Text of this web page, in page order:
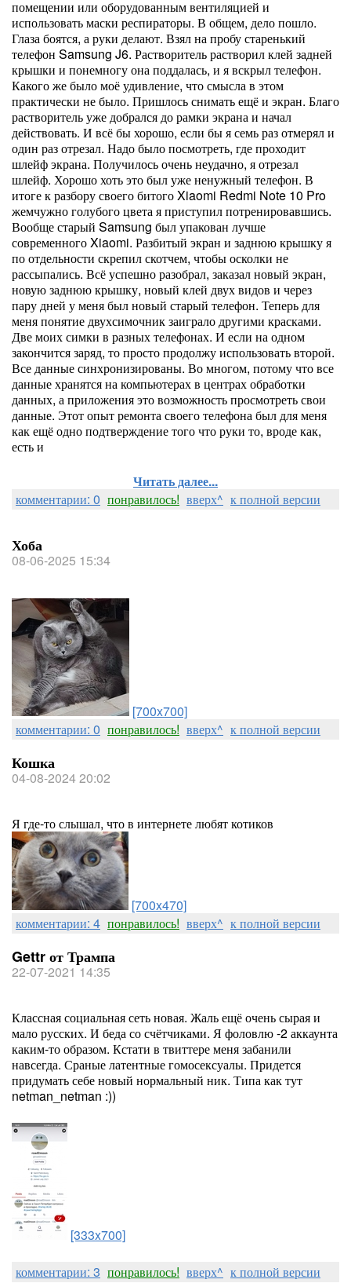
помещении или оборудованным вентиляцией и
использовать маски респираторы. В общем, дело пошло.
Глаза боятся, а руки делают. Взял на пробу старенький
телефон Samsung J6. Растворитель растворил клей задней
крышки и понемногу она поддалась, и я вскрыл телефон.
Какого же было моё удивление, что смысла в этом
практически не было. Пришлось снимать ещё и экран. Благо
растворитель уже добрался до рамки экрана и начал
действовать. И всё бы хорошо, если бы я семь раз отмерял и
один раз отрезал. Надо было посмотреть, где проходит
шлейф экрана. Получилось очень неудачно, я отрезал
шлейф. Хорошо хоть это был уже ненужный телефон. В
итоге к разбору своего битого Xiaomi Redmi Note 10 Pro
жемчужно голубого цвета я приступил потренировавшись.
Вообще старый Samsung был упакован лучше
современного Xiaomi. Разбитый экран и заднюю крышку я
по отдельности скрепил скотчем, чтобы осколки не
рассыпались. Всё успешно разобрал, заказал новый экран,
новую заднюю крышку, новый клей двух видов и через
пару дней у меня был новый старый телефон. Теперь для
меня понятие двухсимочник заиграло другими красками.
Две моих симки в разных телефонах. И если на одном
закончится заряд, то просто продолжу использовать второй.
Все данные синхронизированы. Во многом, потому что все
данные хранятся на компьютерах в центрах обработки
данных, а приложения это возможность просмотреть свои
данные. Этот опыт ремонта своего телефона был для меня
как ещё одно подтверждение того что руки то, вроде как,
есть и
Читать далее...
комментарии: 0 понравилось! вверх^ к полной версии
Хоба
08-06-2025 15:34
[700x700]
комментарии: 0 понравилось! вверх^ к полной версии
Кошка
04-08-2024 20:02
Я где-то слышал, что в интернете любят котиков
[700x470]
комментарии: 4 понравилось! вверх^ к полной версии
Gettr от Трампа
22-07-2021 14:35
Классная социальная сеть новая. Жаль ещё очень сырая и
мало русских. И беда со счётчиками. Я фоловлю -2 аккаунта
каким-то образом. Кстати в твиттере меня забанили
навсегда. Сраные латентные гомосексуалы. Придется
придумать себе новый нормальный ник. Типа как тут
netman_netman :))
[333x700]
комментарии: 3 понравилось! вверх^ к полной версии